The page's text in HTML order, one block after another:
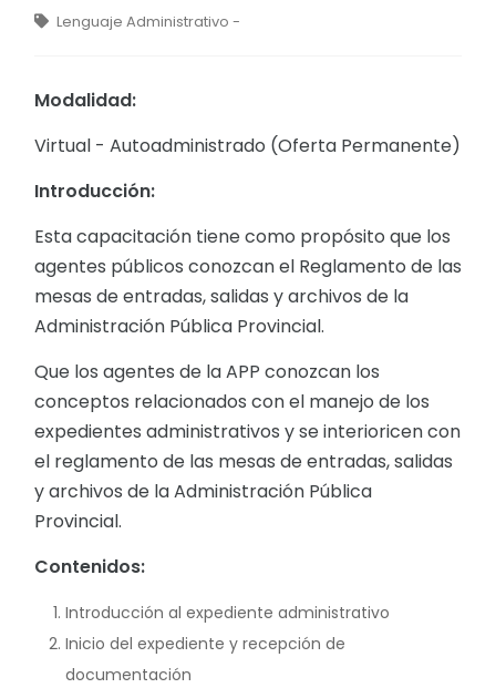
Lenguaje Administrativo -
Modalidad:
Virtual - Autoadministrado (Oferta Permanente)
Introducción:
Esta capacitación tiene como propósito que los
agentes públicos conozcan el Reglamento de las
mesas de entradas, salidas y archivos de la
Administración Pública Provincial.
Que los agentes de la APP conozcan los
conceptos relacionados con el manejo de los
expedientes administrativos y se interioricen con
el reglamento de las mesas de entradas, salidas
y archivos de la Administración Pública
Provincial.
Contenidos:
Introducción al expediente administrativo
Inicio del expediente y recepción de
documentación